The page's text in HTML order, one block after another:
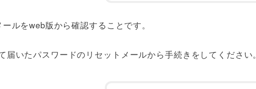
ルをweb版から確認することです。
届いたパスワードのリセットメールから手続きをしてください。